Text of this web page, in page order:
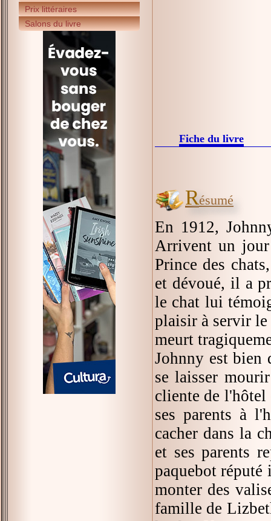
Prix littéraires
Salons du livre
Fiche du livre
Résumé
En 1912,
Arrivent un jour
Prince des
et dévoué, il a
le chat lui
plaisir à servir le
meurt
Johnny est bien
se laisser
cliente de l'hôtel
ses parents à
cacher dans la
et ses parents
paquebot réputé
monter des
famille de